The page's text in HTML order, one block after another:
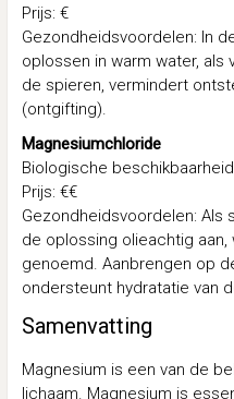
Prijs: €
Gezondheidsvoordelen: In
oplossen in warm water,
de spieren, vermindert
(ontgifting).
Magnesiumchloride
Biologische
Prijs: €€
Gezondheidsvoordelen: Als
de oplossing olieachtig
genoemd. Aanbrengen op
ondersteunt hydratatie van
Samenvatting
Magnesium is een van de
lichaam. Magnesium is